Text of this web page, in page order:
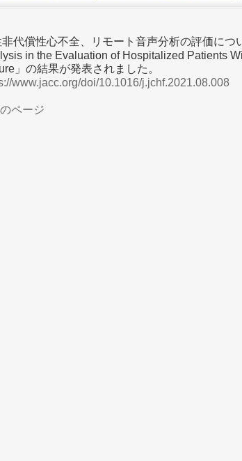
非代償性心不全、リモート音声分析の評価につ
in the Evaluation of Hospitalized Patients
」の結果が発表されました。
www.jacc.org/doi/10.1016/j.jchf.2021.08.008
ページ